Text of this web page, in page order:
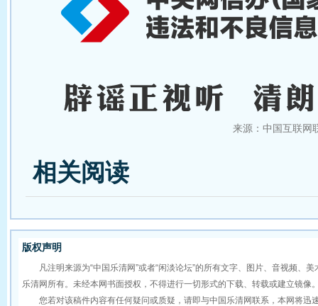
来源：中国互联
相关阅读
版权声明
凡注明来源为“中国乐清网”或者“闲淡论坛”的所有文字、图片、音视频、美
乐清网所有。未经本网书面授权，不得进行一切形式的下载、转载或建立镜像
您若对该稿件内容有任何疑问或质疑，请即与中国乐清网联系，本网将迅